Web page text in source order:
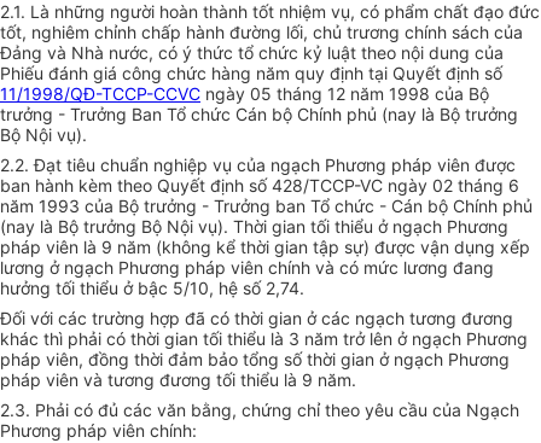
2.1. Là những người hoàn thành tốt nhiệm vụ, có phẩm chất đạo đức
tốt, nghiêm chỉnh chấp hành đường lối, chủ trương chính sách của
Đảng và Nhà nước, có ý thức tổ chức kỷ luật theo nội dung của
Phiếu đánh giá công chức hàng năm quy định tại Quyết định số
11/1998/QĐ-TCCP-CCVC ngày 05 tháng 12 năm 1998 của Bộ
trưởng - Trưởng Ban Tổ chức Cán bộ Chính phủ (nay là Bộ trưởng
Bộ Nội vụ).
2.2. Đạt tiêu chuẩn nghiệp vụ của ngạch Phương pháp viên được
ban hành kèm theo Quyết định số 428/TCCP-VC ngày 02 tháng 6
năm 1993 của Bộ trưởng - Trưởng ban Tổ chức - Cán bộ Chính phủ
(nay là Bộ trưởng Bộ Nội vụ). Thời gian tối thiểu ở ngạch Phương
pháp viên là 9 năm (không kể thời gian tập sự) được vận dụng xếp
lương ở ngạch Phương pháp viên chính và có mức lương đang
hưởng tối thiểu ở bậc 5/10, hệ số 2,74.
Đối với các trường hợp đã có thời gian ở các ngạch tương đương
khác thì phải có thời gian tối thiểu là 3 năm trở lên ở ngạch Phương
pháp viên, đồng thời đảm bảo tổng số thời gian ở ngạch Phương
pháp viên và tương đương tối thiểu là 9 năm.
2.3. Phải có đủ các văn bằng, chứng chỉ theo yêu cầu của Ngạch
Phương pháp viên chính: